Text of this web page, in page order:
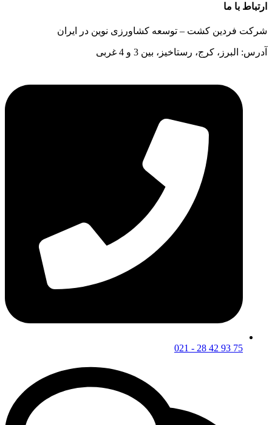
ارتباط با ما
شرکت فردین کشت – توسعه کشاورزی نوین در ایران
آدرس: البرز، کرج، رستاخیز، بین 3 و 4 غربی
75 93 42 28 - 021